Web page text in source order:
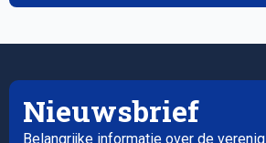
Nieuwsbrief
Belangrijke informatie over de